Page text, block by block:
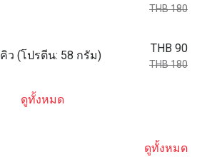
THB 180
ว (โปรตีน: 58 กรัม)
THB 90
THB 180
ดูทั้งหมด
ดูทั้งหมด